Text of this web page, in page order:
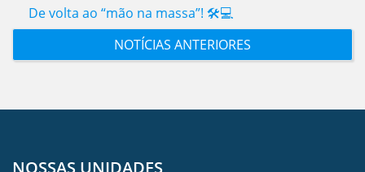
De volta ao “mão na massa”! 🛠️💻
NOTÍCIAS ANTERIORES
NOSSAS UNIDADES